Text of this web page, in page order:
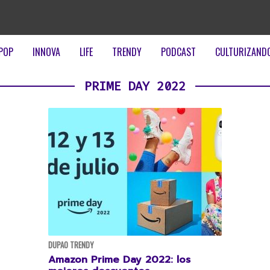
INNOVA LIFE TRENDY PODCAST
PRIME DAY 2022
DUPAO TRENDY
Amazon Prime Day 2022: los